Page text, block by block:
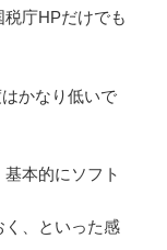
庁HPだけでも
かなり低いで
本的にソフト
、といった感